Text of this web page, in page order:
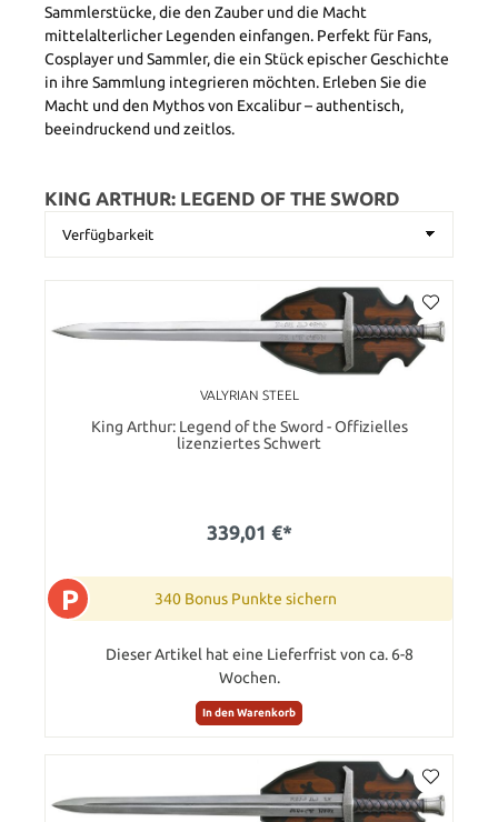
Sammlerstücke, die den Zauber und die Macht
mittelalterlicher Legenden einfangen. Perfekt für Fans,
Cosplayer und Sammler, die ein Stück epischer Geschichte
in ihre Sammlung integrieren möchten. Erleben Sie die
Macht und den Mythos von Excalibur – authentisch,
beeindruckend und zeitlos.
KING ARTHUR: LEGEND OF THE SWORD
VALYRIAN STEEL
King Arthur: Legend of the Sword - Offizielles
lizenziertes Schwert
339,01 €*
P 340 Bonus Punkte sichern
Dieser Artikel hat eine Lieferfrist von ca. 6-8
Wochen.
In den Warenkorb